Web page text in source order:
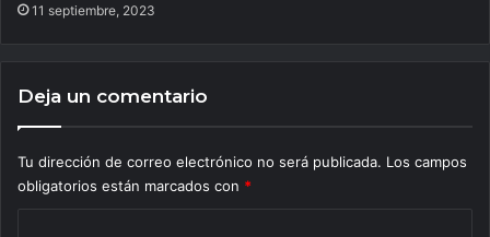
11 septiembre, 2023
Deja un comentario
Tu dirección de correo electrónico no será publicada. Los campos
obligatorios están marcados con *